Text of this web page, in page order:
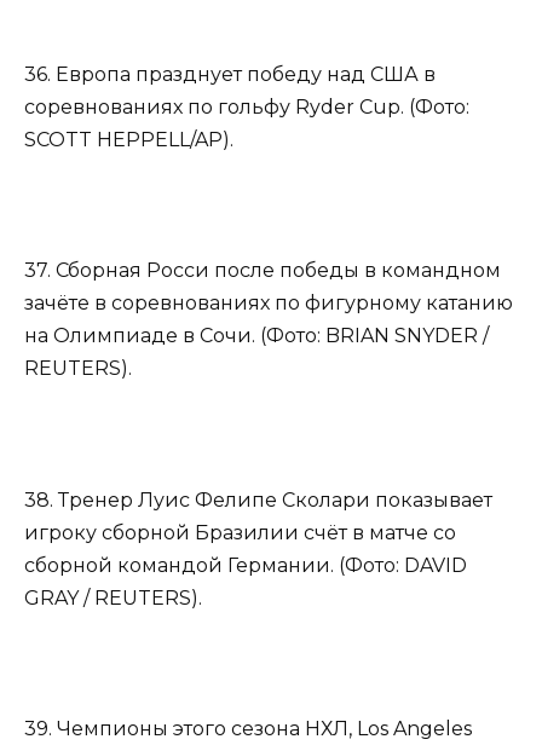
36. Европа празднует победу над США в
соревнованиях по гольфу Ryder Cup. (Фото:
SCOTT HEPPELL/AP).
37. Сборная Росси после победы в командном
зачёте в соревнованиях по фигурному катанию
на Олимпиаде в Сочи. (Фото: BRIAN SNYDER /
REUTERS).
38. Тренер Луис Фелипе Сколари показывает
игроку сборной Бразилии счёт в матче со
сборной командой Германии. (Фото: DAVID
GRAY / REUTERS).
39. Чемпионы этого сезона НХЛ, Los Angeles